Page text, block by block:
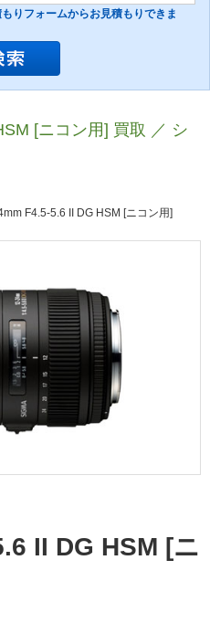
りフォームからお見積もりできま
[ニコン用] 買取 ／ シ
F4.5-5.6 II DG HSM [ニコン用]
II DG HSM [ニ